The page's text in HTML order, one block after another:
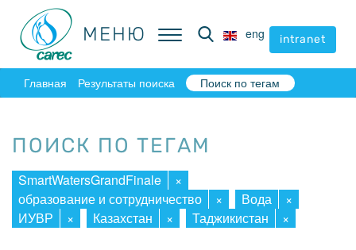
МЕНЮ eng intranet
МЕНЮ eng intranet
Главная Результаты поиска Поиск по тегам
ПОИСК ПО ТЕГАМ
SmartWatersGrandFinale
×
образование и сотрудничество
× Вода
×
ИУВР
× Казахстан × Таджикистан ×